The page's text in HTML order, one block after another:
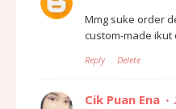
Mmg suke order
custom-made ikut
Reply Delete
Cik Puan Ena